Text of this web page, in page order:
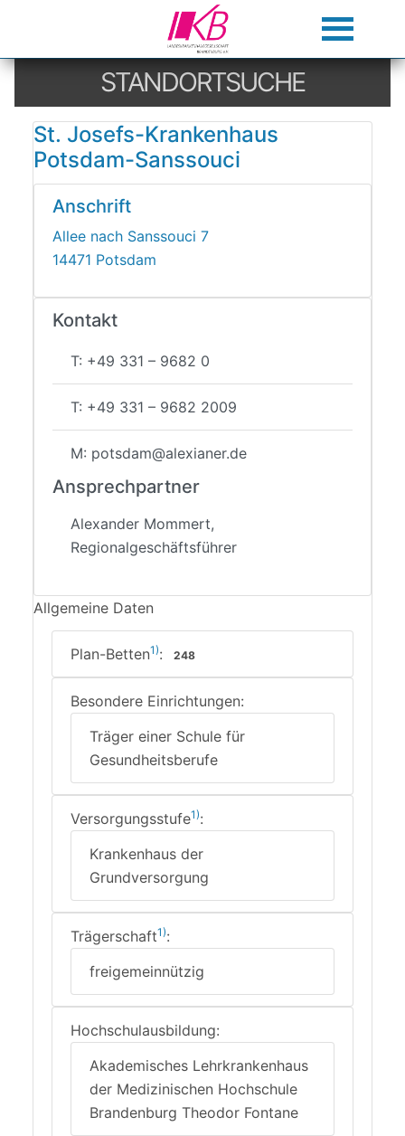
STANDORTSUCHE
St. Josefs-Krankenhaus
Potsdam-Sanssouci
Anschrift
Allee nach Sanssouci 7
14471 Potsdam
Kontakt
T: +49 331 – 9682 0
T: +49 331 – 9682 2009
M: potsdam@alexianer.de
Ansprechpartner
Alexander Mommert,
Regionalgeschäftsführer
Allgemeine Daten
Plan-Betten1): 248
Besondere Einrichtungen:
Träger einer Schule für
Gesundheitsberufe
Versorgungsstufe1):
Krankenhaus der
Grundversorgung
Trägerschaft1):
freigemeinnützig
Hochschulausbildung:
Akademisches Lehrkrankenhaus
der Medizinischen Hochschule
Brandenburg Theodor Fontane